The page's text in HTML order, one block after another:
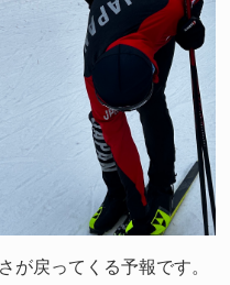
が戻ってくる予報です。